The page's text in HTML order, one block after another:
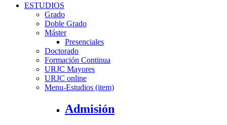
ESTUDIOS
Grado
Doble Grado
Máster
Presenciales
Doctorado
Formación Continua
URJC Mayores
URJC online
Menu-Estudios (item)
Admisión